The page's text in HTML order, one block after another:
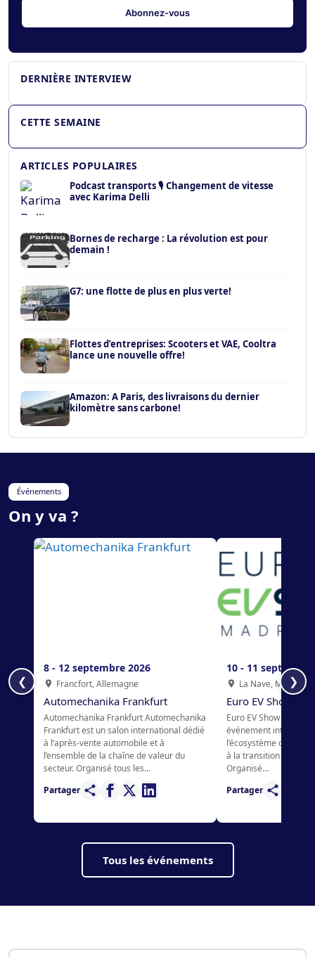
DERNIÈRE INTERVIEW
Pierre Delaigue – Vinci Autoroutes : « La conduite
autonome permettra aux poids lourds de rouler
presque sans interruption »
CETTE SEMAINE
ARTICLES POPULAIRES
Podcast transports 🎙️ Changement de vitesse
avec Karima Delli
Bornes de recharge : La révolution est pour
demain !
G7: une flotte de plus en plus verte!
Flottes d’entreprises: Scooters et VAE, Cooltra
lance une nouvelle offre!
Amazon: A Paris, des livraisons du dernier
kilomètre sans carbone!
Événements
On y va ?
❮
8 - 12 septembre 2026
Francfort, Allemagne
Automechanika Frankfurt
Automechanika Frankfurt Automechanika
Frankfurt est un salon international dédié
à l’après-vente automobile et à
l’ensemble de la chaîne de valeur du
secteur. Organisé tous les…
Partager
10 - 11
La Nave, Madrid,
Euro EV Show
Euro EV Show Euro
événement
l’écosystème des
à la transition vers
Organisé…
Partager
❯
Tous les événements